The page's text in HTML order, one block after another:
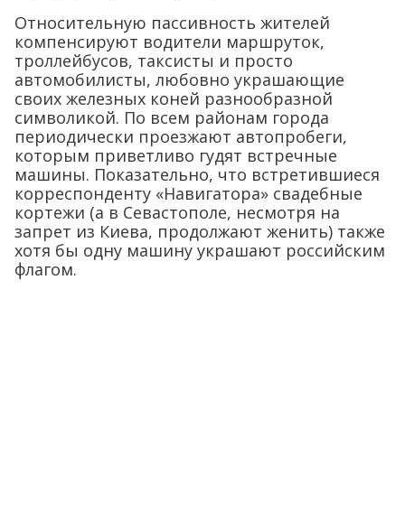
Относительную пассивность жителей
компенсируют водители маршруток,
троллейбусов, таксисты и просто
автомобилисты, любовно украшающие
своих железных коней разнообразной
символикой. По всем районам города
периодически проезжают автопробеги,
которым приветливо гудят встречные
машины. Показательно, что встретившиеся
корреспонденту «Навигатора» свадебные
кортежи (а в Севастополе, несмотря на
запрет из Киева, продолжают женить) также
хотя бы одну машину украшают российским
флагом.